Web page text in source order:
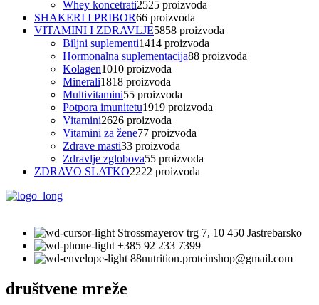
Whey koncetrati2525 proizvoda
SHAKERI I PRIBOR66 proizvoda
VITAMINI I ZDRAVLJE5858 proizvoda
Biljni suplementi1414 proizvoda
Hormonalna suplementacija88 proizvoda
Kolagen1010 proizvoda
Minerali1818 proizvoda
Multivitamini55 proizvoda
Potpora imunitetu1919 proizvoda
Vitamini2626 proizvoda
Vitamini za žene77 proizvoda
Zdrave masti33 proizvoda
Zdravlje zglobova55 proizvoda
ZDRAVO SLATKO2222 proizvoda
Strossmayerov trg 7, 10 450 Jastrebarsko
+385 92 233 7399
88nutrition.proteinshop@gmail.com
društvene mreže